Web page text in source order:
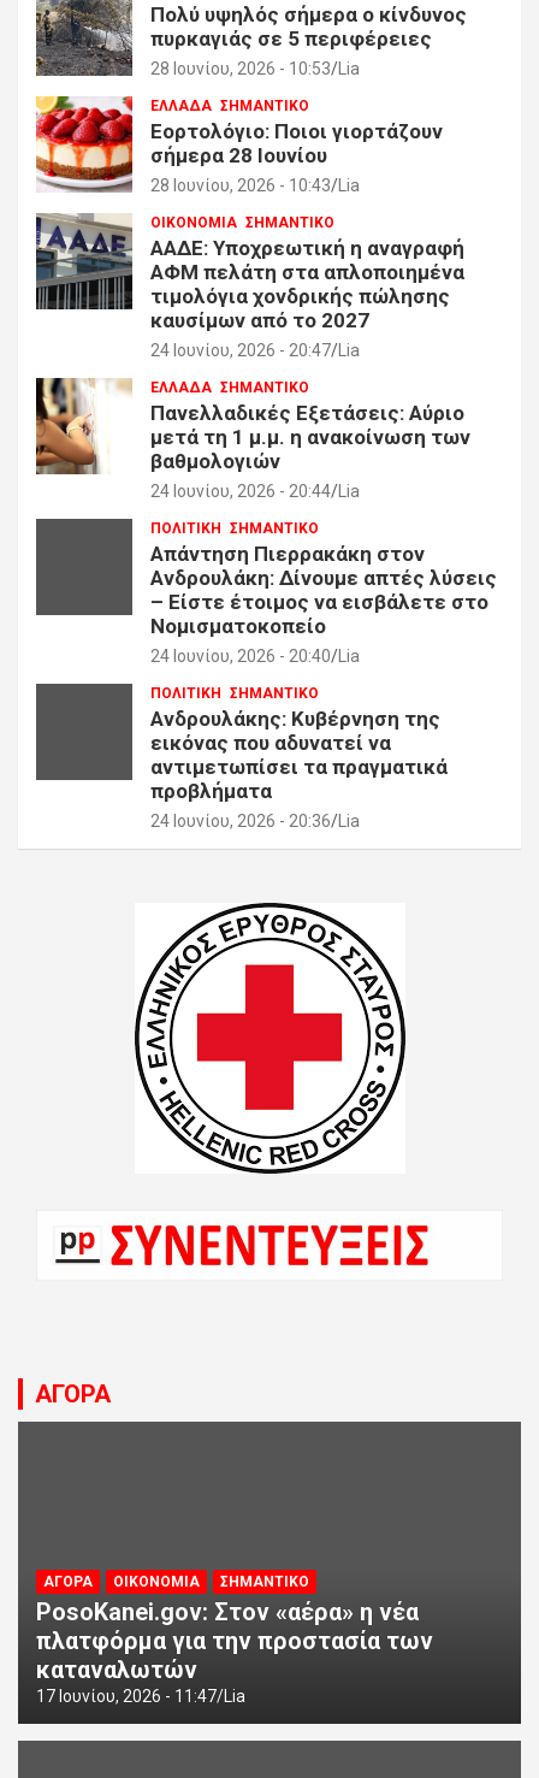
Πολύ υψηλός σήμερα ο κίνδυνος
πυρκαγιάς σε 5 περιφέρειες
28 Ιουνίου, 2026 - 10:53 Lia
ΕΛΛΑΔΑ ΣΗΜΑΝΤΙΚΟ
Εορτολόγιο: Ποιοι γιορτάζουν
σήμερα 28 Ιουνίου
28 Ιουνίου, 2026 - 10:43 Lia
ΟΙΚΟΝΟΜΙΑ ΣΗΜΑΝΤΙΚΟ
ΑΑΔΕ: Υποχρεωτική η αναγραφή
ΑΦΜ πελάτη στα απλοποιημένα
τιμολόγια χονδρικής πώλησης
καυσίμων από το 2027
24 Ιουνίου, 2026 - 20:47 Lia
ΕΛΛΑΔΑ ΣΗΜΑΝΤΙΚΟ
Πανελλαδικές Εξετάσεις: Αύριο
μετά τη 1 μ.μ. η ανακοίνωση των
βαθμολογιών
24 Ιουνίου, 2026 - 20:44 Lia
ΠΟΛΙΤΙΚΗ ΣΗΜΑΝΤΙΚΟ
Απάντηση Πιερρακάκη στον
Ανδρουλάκη: Δίνουμε απτές λύσεις
– Είστε έτοιμος να εισβάλετε στο
Νομισματοκοπείο
24 Ιουνίου, 2026 - 20:40 Lia
ΠΟΛΙΤΙΚΗ ΣΗΜΑΝΤΙΚΟ
Ανδρουλάκης: Κυβέρνηση της
εικόνας που αδυνατεί να
αντιμετωπίσει τα πραγματικά
προβλήματα
24 Ιουνίου, 2026 - 20:36 Lia
ΑΓΟΡΑ
ΑΓΟΡΑ ΟΙΚΟΝΟΜΙΑ ΣΗΜΑΝΤΙΚΟ
PosoKanei.gov: Στον «αέρα» η νέα
πλατφόρμα για την προστασία των
καταναλωτών
17 Ιουνίου, 2026 - 11:47 Lia